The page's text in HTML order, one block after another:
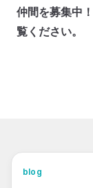
仲間を募集中！
覧ください。
blog